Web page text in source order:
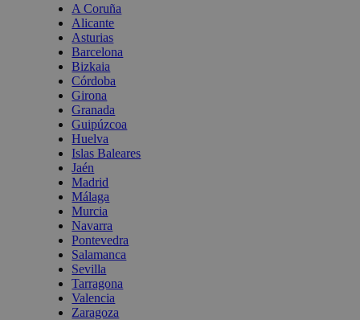
A Coruña
Alicante
Asturias
Barcelona
Bizkaia
Córdoba
Girona
Granada
Guipúzcoa
Huelva
Islas Baleares
Jaén
Madrid
Málaga
Murcia
Navarra
Pontevedra
Salamanca
Sevilla
Tarragona
Valencia
Zaragoza